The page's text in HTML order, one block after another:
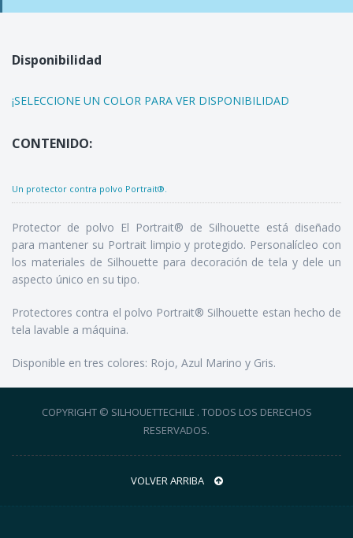
Disponibilidad
¡SELECCIONE UN COLOR PARA VER DISPONIBILIDAD
CONTENIDO:
Un protector contra polvo Portrait®.
Protector de polvo El Portrait® de Silhouette está diseñado
para mantener su Portrait limpio y protegido. Personalícleo con
los materiales de Silhouette para decoración de tela y dele un
aspecto único en su tipo.
Protectores contra el polvo Portrait® Silhouette estan hecho de
tela lavable a máquina.
Disponible en tres colores: Rojo, Azul Marino y Gris.
COPYRIGHT © SILHOUETTECHILE . TODOS LOS DERECHOS
RESERVADOS.
VOLVER ARRIBA